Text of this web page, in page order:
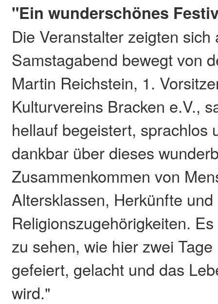
"Ein wunderschönes
Die Veranstalter zeigten sich
Samstagabend bewegt von
Martin Reichstein, 1.
Kulturvereins Bracken e.V.,
hellauf begeistert, sprachlos
dankbar über dieses
Zusammenkommen von
Altersklassen, Herkünfte und
Religionszugehörigkeiten.
zu sehen, wie hier zwei
gefeiert, gelacht und das
wird."